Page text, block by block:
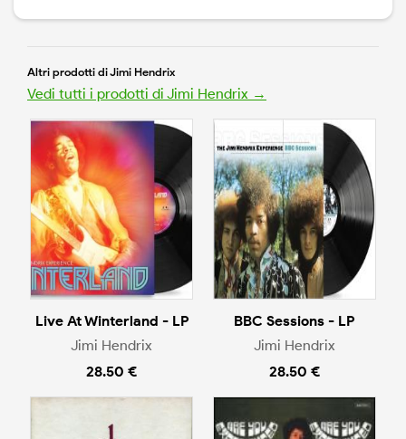
Altri prodotti di Jimi Hendrix
Vedi tutti i prodotti di Jimi Hendrix →
Live At Winterland - LP
Jimi Hendrix
28.50 €
BBC Sessions - LP
Jimi Hendrix
28.50 €